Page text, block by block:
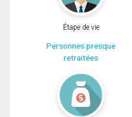
Étape de vie
Personnes presque
retraitées